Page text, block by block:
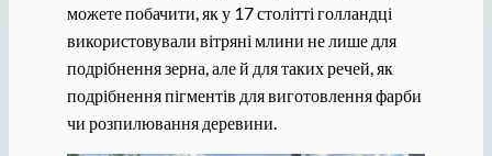
можете побачити, як у 17 столітті голландці
використовували вітряні млини не лише для
подрібнення зерна, але й для таких речей, як
подрібнення пігментів для виготовлення фарби
чи розпилювання деревини.